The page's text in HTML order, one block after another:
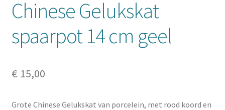
Chinese Gelukskat
spaarpot 14 cm geel
€ 15,00
Grote Chinese Gelukskat van porcelein, met rood koord en